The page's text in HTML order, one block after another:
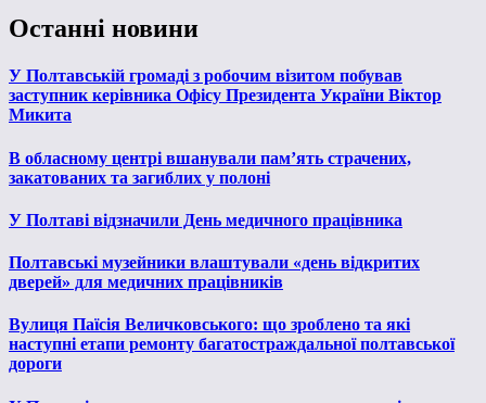
Останні новини
У Полтавській громаді з робочим візитом побував
заступник керівника Офісу Президента України Віктор
Микита
В обласному центрі вшанували пам’ять страчених,
закатованих та загиблих у полоні
У Полтаві відзначили День медичного працівника
Полтавські музейники влаштували «день відкритих
дверей» для медичних працівників
Вулиця Паїсія Величковського: що зроблено та які
наступні етапи ремонту багатостраждальної полтавської
дороги